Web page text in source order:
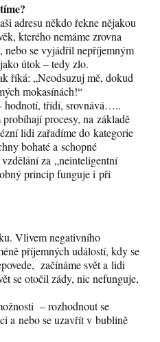
adresu někdo řekne nějakou
kterého nemáme zrovna
nebo se vyjádřil nepříjemným
útok – tedy zlo.
říká: „Neodsuzuj mě, dokud
mokasínách!“
hodnotí, třídí, srovnává…..
procesy, na základě
lidi zařadíme do kategorie
bohaté a schopné
za „neinteligentní
princip funguje i při
Vlivem negativního
příjemných událostí, kdy se
začínáme svět a lidi
se otočil zády, nic nefunguje,
– rozhodnout se
a nebo se uzavřít v bublině